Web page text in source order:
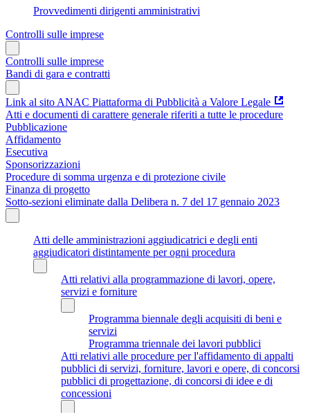
Provvedimenti dirigenti amministrativi
Controlli sulle imprese
Controlli sulle imprese
Bandi di gara e contratti
Link al sito ANAC Piattaforma di Pubblicità a Valore Legale
Atti e documenti di carattere generale riferiti a tutte le procedure
Pubblicazione
Affidamento
Esecutiva
Sponsorizzazioni
Procedure di somma urgenza e di protezione civile
Finanza di progetto
Sotto-sezioni eliminate dalla Delibera n. 7 del 17 gennaio 2023
Atti delle amministrazioni aggiudicatrici e degli enti
aggiudicatori distintamente per ogni procedura
Atti relativi alla programmazione di lavori, opere,
servizi e forniture
Programma biennale degli acquisiti di beni e
servizi
Programma triennale dei lavori pubblici
Atti relativi alle procedure per l'affidamento di appalti
pubblici di servizi, forniture, lavori e opere, di concorsi
pubblici di progettazione, di concorsi di idee e di
concessioni